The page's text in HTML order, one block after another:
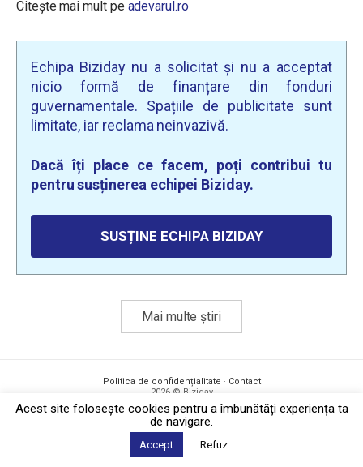
Citește mai mult pe adevarul.ro
Echipa Biziday nu a solicitat și nu a acceptat
nicio formă de finanțare din fonduri
guvernamentale. Spațiile de publicitate sunt
limitate, iar reclama neinvazivă.
Dacă îți place ce facem, poți contribui tu
pentru susținerea echipei Biziday.
SUSȚINE ECHIPA BIZIDAY
Mai multe știri
Politica de confidențialitate · Contact
2026 © Biziday
Acest site foloseşte cookies pentru a îmbunătăți experiența ta
de navigare.
Accept Refuz